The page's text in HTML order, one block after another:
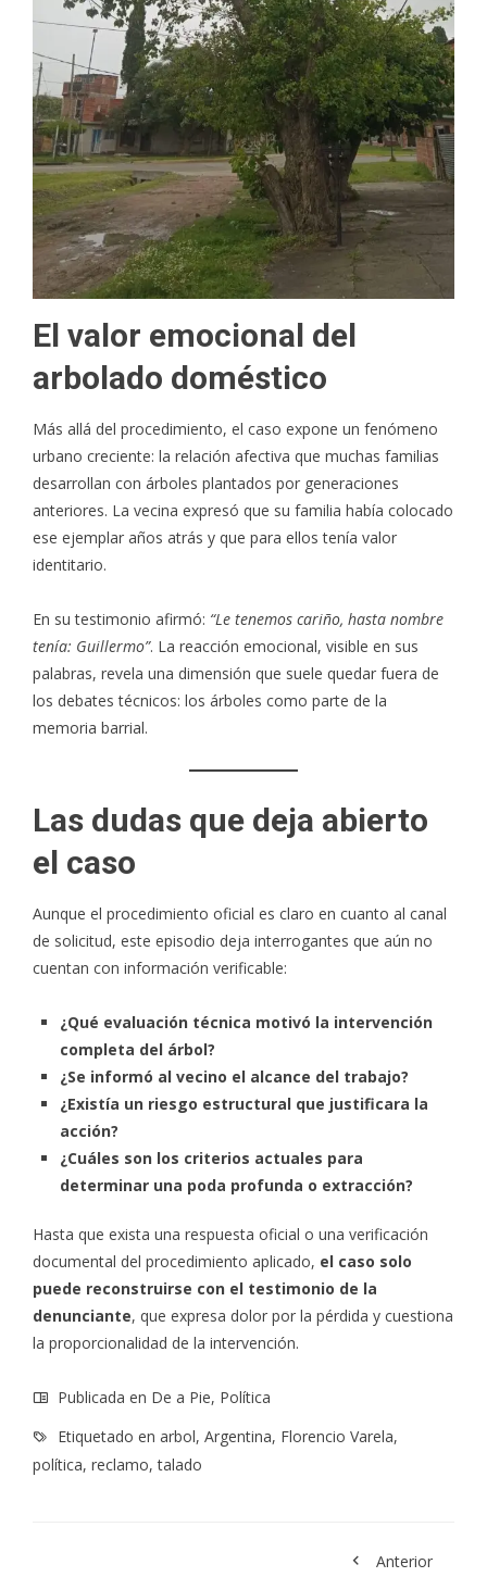
El valor emocional del
arbolado doméstico
Más allá del procedimiento, el caso expone un fenómeno
urbano creciente: la relación afectiva que muchas familias
desarrollan con árboles plantados por generaciones
anteriores. La vecina expresó que su familia había colocado
ese ejemplar años atrás y que para ellos tenía valor
identitario.
En su testimonio afirmó: “Le tenemos cariño, hasta nombre
tenía: Guillermo”. La reacción emocional, visible en sus
palabras, revela una dimensión que suele quedar fuera de
los debates técnicos: los árboles como parte de la
memoria barrial.
Las dudas que deja abierto
el caso
Aunque el procedimiento oficial es claro en cuanto al canal
de solicitud, este episodio deja interrogantes que aún no
cuentan con información verificable:
¿Qué evaluación técnica motivó la intervención
completa del árbol?
¿Se informó al vecino el alcance del trabajo?
¿Existía un riesgo estructural que justificara la
acción?
¿Cuáles son los criterios actuales para
determinar una poda profunda o extracción?
Hasta que exista una respuesta oficial o una verificación
documental del procedimiento aplicado, el caso solo
puede reconstruirse con el testimonio de la
denunciante, que expresa dolor por la pérdida y cuestiona
la proporcionalidad de la intervención.
Publicada en De a Pie, Política
Etiquetado en arbol, Argentina, Florencio Varela,
política, reclamo,talado
Anterior